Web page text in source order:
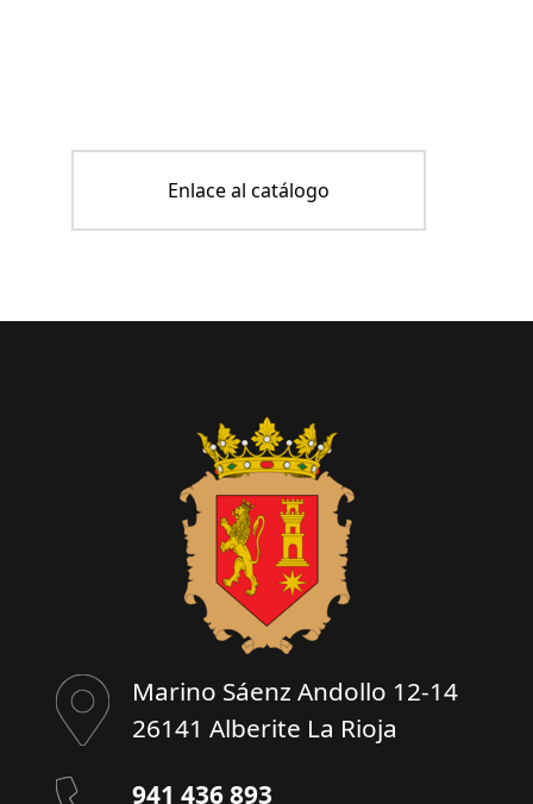
Enlace al catálogo
Marino Sáenz Andollo 12-14
26141 Alberite La Rioja
941 436 893